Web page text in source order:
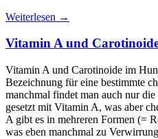
Weiterlesen →
Vitamin A und
Vitamin A und Carotinoide im
Bezeichnung für eine bestimmte
manchmal findet man auch nur
gesetzt mit Vitamin A, was aber
A gibt es in mehreren Formen (=
was eben manchmal zu